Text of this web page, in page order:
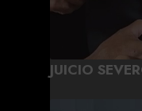
JUICIO